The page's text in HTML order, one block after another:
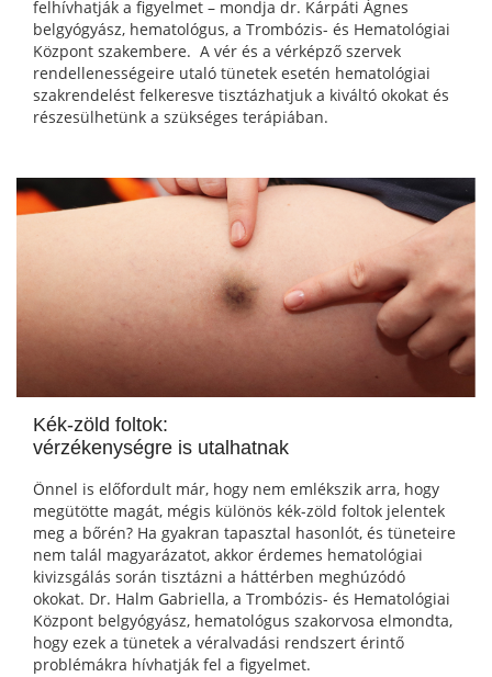
felhívhatják a figyelmet – mondja dr. Kárpáti Ágnes
belgyógyász, hematológus, a Trombózis- és Hematológiai
Központ szakembere. A vér és a vérképző szervek
rendellenességeire utaló tünetek esetén hematológiai
szakrendelést felkeresve tisztázhatjuk a kiváltó okokat és
részesülhetünk a szükséges terápiában.
Kék-zöld foltok:
vérzékenységre is utalhatnak
Önnel is előfordult már, hogy nem emlékszik arra, hogy
megütötte magát, mégis különös kék-zöld foltok jelentek
meg a bőrén? Ha gyakran tapasztal hasonlót, és tüneteire
nem talál magyarázatot, akkor érdemes hematológiai
kivizsgálás során tisztázni a háttérben meghúzódó
okokat. Dr. Halm Gabriella, a Trombózis- és Hematológiai
Központ belgyógyász, hematológus szakorvosa elmondta,
hogy ezek a tünetek a véralvadási rendszert érintő
problémákra hívhatják fel a figyelmet.